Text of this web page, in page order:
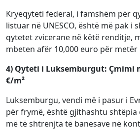
Kryeqyteti federal, i famshëm për
listuar në UNESCO, është më pak i
qytetet zvicerane në këtë renditje,
mbeten afër 10,000 euro për metër
4) Qyteti i Luksemburgut: Çmimi
€/m²
Luksemburgu, vendi më i pasur i
për frymë, është gjithashtu shtëpia
më të shtrenjta të banesave në